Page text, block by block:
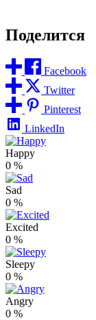
Поделится
Facebook
Twitter
Pinterest
LinkedIn
Happy
0 %
Sad
0 %
Excited
0 %
Sleepy
0 %
Angry
0 %